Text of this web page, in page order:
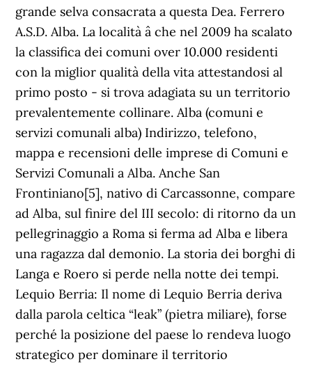
grande selva consacrata a questa Dea. Ferrero
A.S.D. Alba. La località â che nel 2009 ha scalato
la classifica dei comuni over 10.000 residenti
con la miglior qualità della vita attestandosi al
primo posto - si trova adagiata su un territorio
prevalentemente collinare. Alba (comuni e
servizi comunali alba) Indirizzo, telefono,
mappa e recensioni delle imprese di Comuni e
Servizi Comunali a Alba. Anche San
Frontiniano[5], nativo di Carcassonne, compare
ad Alba, sul finire del III secolo: di ritorno da un
pellegrinaggio a Roma si ferma ad Alba e libera
una ragazza dal demonio. La storia dei borghi di
Langa e Roero si perde nella notte dei tempi.
Lequio Berria: Il nome di Lequio Berria deriva
dalla parola celtica “leak” (pietra miliare), forse
perché la posizione del paese lo rendeva luogo
strategico per dominare il territorio